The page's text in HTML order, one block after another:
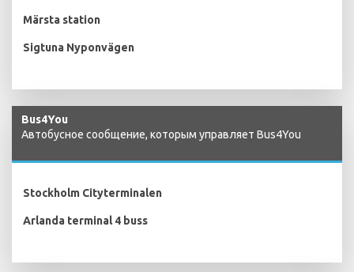
Märsta station
Sigtuna Nyponvägen
Bus4You
Автобусное сообщение, которым управляет Bus4You
Stockholm Cityterminalen
Arlanda terminal 4 buss